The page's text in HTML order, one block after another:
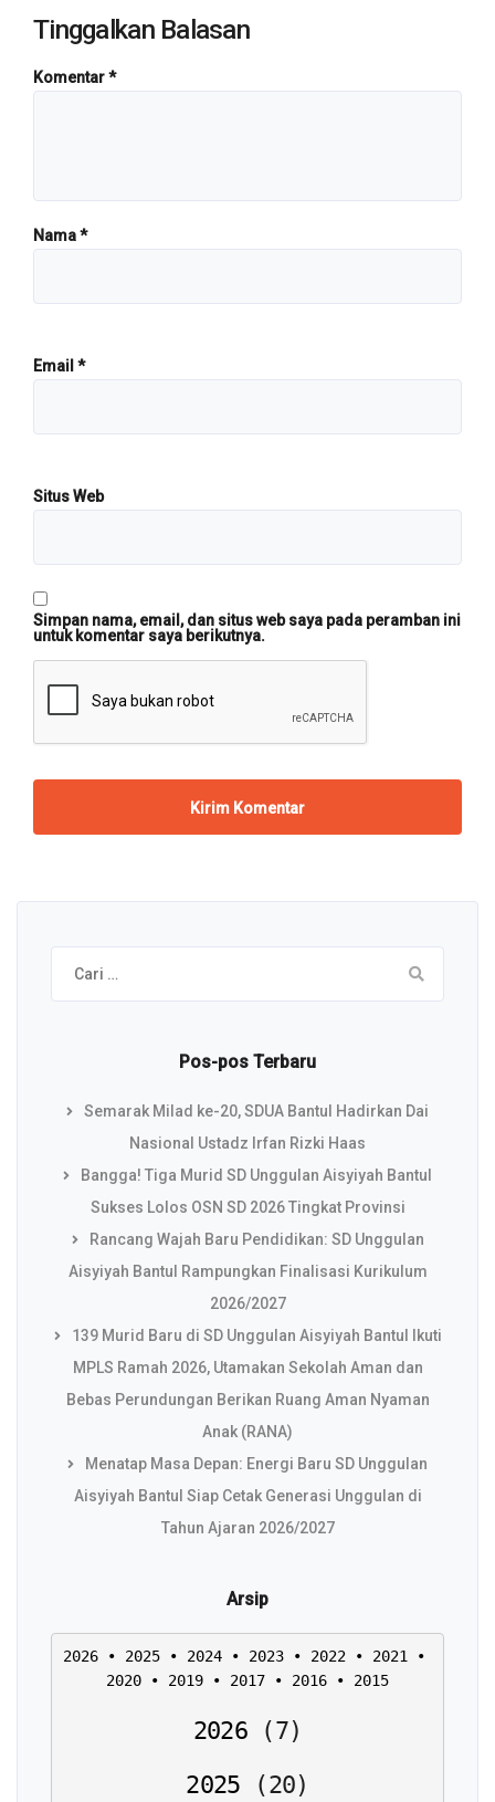
Tinggalkan Balasan
Komentar*
Nama*
Email *
Situs Web
Simpan nama, email, dan situs web saya pada peramban ini
untuk komentar saya berikutnya.
Cari
untuk:
Pos-pos Terbaru
Semarak Milad ke-20, SDUA Bantul Hadirkan Dai
Nasional Ustadz Irfan Rizki Haas
Bangga! Tiga Murid SD Unggulan Aisyiyah Bantul
Sukses Lolos OSN SD 2026 Tingkat Provinsi
Rancang Wajah Baru Pendidikan: SD Unggulan
Aisyiyah Bantul Rampungkan Finalisasi Kurikulum
2026/2027
139 Murid Baru di SD Unggulan Aisyiyah Bantul Ikuti
MPLS Ramah 2026, Utamakan Sekolah Aman dan
Bebas Perundungan Berikan Ruang Aman Nyaman
Anak (RANA)
Menatap Masa Depan: Energi Baru SD Unggulan
Aisyiyah Bantul Siap Cetak Generasi Unggulan di
Tahun Ajaran 2026/2027
Arsip
2026 • 2025 • 2024 • 2023 • 2022 • 2021
2020 • 2019 • 2017 • 2016 • 2015
2026 (7)
2025
(20)